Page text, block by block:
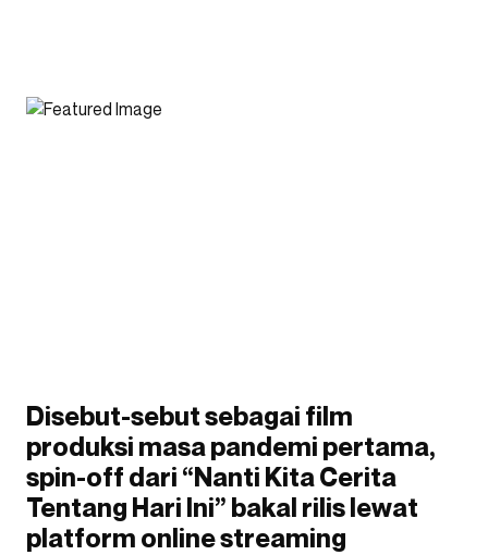
Disebut-sebut sebagai film
produksi masa pandemi pertama,
spin-off dari “Nanti Kita Cerita
Tentang Hari Ini” bakal rilis lewat
platform online streaming